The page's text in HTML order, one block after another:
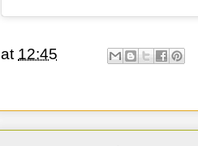
at 12:45